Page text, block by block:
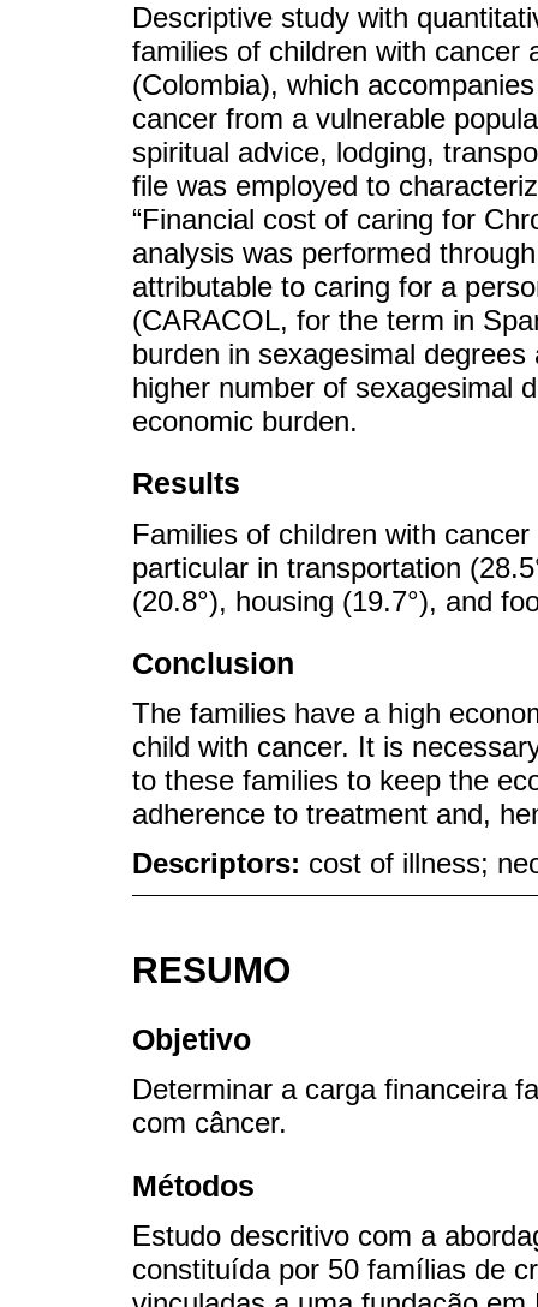
Descriptive study with
families of children with cancer
(Colombia), which
cancer from a vulnerable
spiritual advice, lodging,
file was employed to
“Financial cost of caring for
analysis was performed
attributable to caring for a
(CARACOL, for the term in
burden in sexagesimal
higher number of sexagesimal
economic burden.
Results
Families of children with
particular in transportation
(20.8°), housing (19.7°), and
Conclusion
The families have a high
child with cancer. It is
to these families to keep the
adherence to treatment and,
Descriptors: cost of illness;
RESUMO
Objetivo
Determinar a carga financeira
com câncer.
Métodos
Estudo descritivo com a
constituída por 50 famílias de